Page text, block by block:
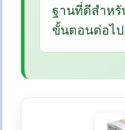
ฐานที่ดีสำห
ขั้นตอนต่อไป